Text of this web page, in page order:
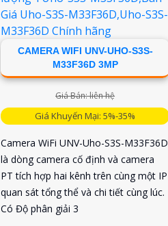
CAMERA WIFI UNV-UHO-S3S-
M33F36D 3MP
Giá Bán: liên hệ
Giá Khuyến Mại: 5%-35%
Camera WiFi UNV-Uho-S3S-M33F36D
là dòng camera cố định và camera
PT tích hợp hai kênh trên cùng một IP
quan sát tổng thể và chi tiết cùng lúc.
Có Độ phân giải 3